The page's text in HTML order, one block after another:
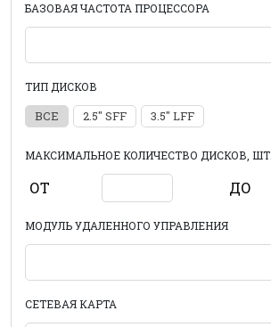
БАЗОВАЯ ЧАСТОТА ПРОЦЕССОРА
ТИП ДИСКОВ
ВСЕ 2.5" SFF 3.5" LFF
МАКСИМАЛЬНОЕ КОЛИЧЕСТВО ДИСКОВ, ШТ.
ОТ ДО
МОДУЛЬ УДАЛЕННОГО УПРАВЛЕНИЯ
СЕТЕВАЯ КАРТА